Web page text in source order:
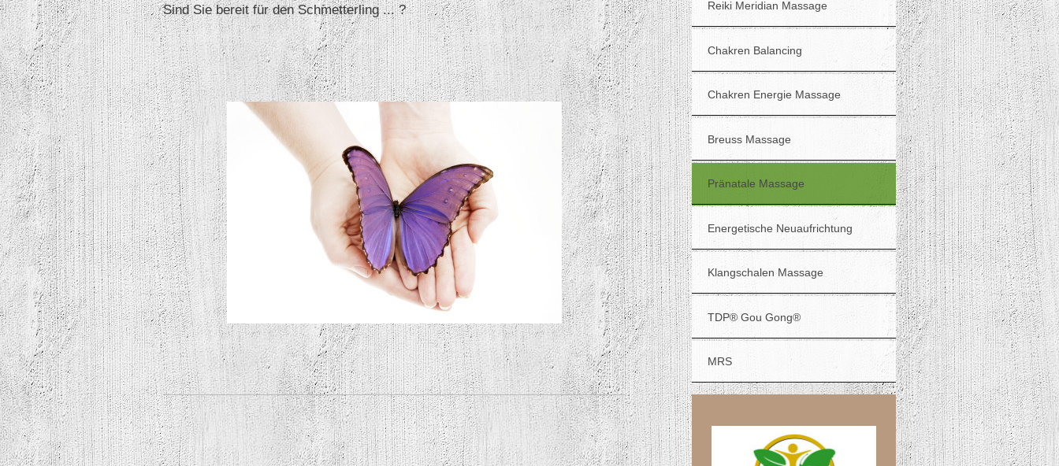
Sind Sie bereit für den Schmetterling ... ? Reiki Meridian Massage
Chakren Balancing
Chakren Energie Massage
Breuss Massage
Pränatale Massage
Energetische Neuaufrichtung
Klangschalen Massage
TDP® Gou Gong®
MRS